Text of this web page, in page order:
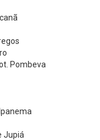
Pombeva
Jupiá